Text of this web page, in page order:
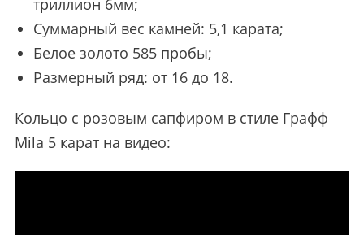
триллион 6мм;
Суммарный вес камней: 5,1 карата;
Белое золото 585 пробы;
Размерный ряд: от 16 до 18.
Кольцо с розовым сапфиром в стиле Графф
Mila 5 карат на видео: